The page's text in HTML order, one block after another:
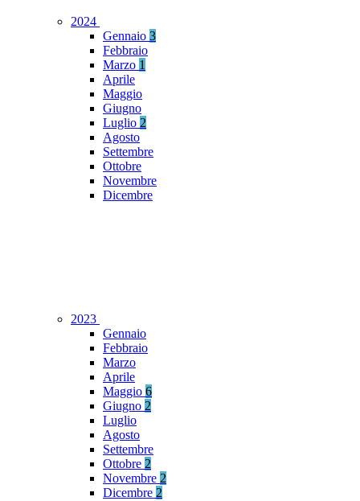
2024
Gennaio 3
Febbraio
Marzo 1
Aprile
Maggio
Giugno
Luglio 2
Agosto
Settembre
Ottobre
Novembre
Dicembre
2023
Gennaio
Febbraio
Marzo
Aprile
Maggio 6
Giugno 2
Luglio
Agosto
Settembre
Ottobre 2
Novembre 2
Dicembre 2